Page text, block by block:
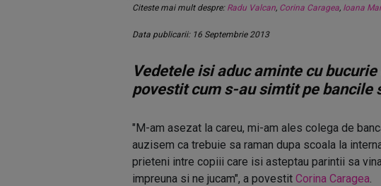
Citeste mai mult despre: Radu Valcan, Corina Caragea, Ioana
Data publicarii: 16 Septembrie 2013
Vedetele isi aduc aminte cu
povestit cum s-au simtit pe bancile
"M-am asezat la careu, mi-am ales colega de
auzisem ca trebuie sa raman dupa scoala la
prieteni intre copiii care isi asteptau parintii sa
impreuna si ne jucam", a povestit Corina Caragea.